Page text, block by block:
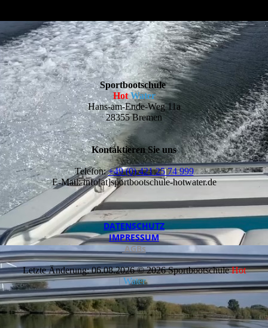
Sportbootschule
Hot Water
Hans-am-Ende-Weg 11a
28355 Bremen
Kontaktieren Sie uns
Telefon:+49 (0) 421 25 74 999
E-Mail: info[at]sportbootschule-hotwater.de
DATEN­SCHUTZ
IMPRESSUM
AGBs
Letzte Änderung: 06.08.2026 © 2026 SportbootschuleHot
Water